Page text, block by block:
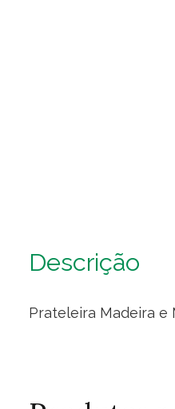
Descrição
Prateleira Madeira e